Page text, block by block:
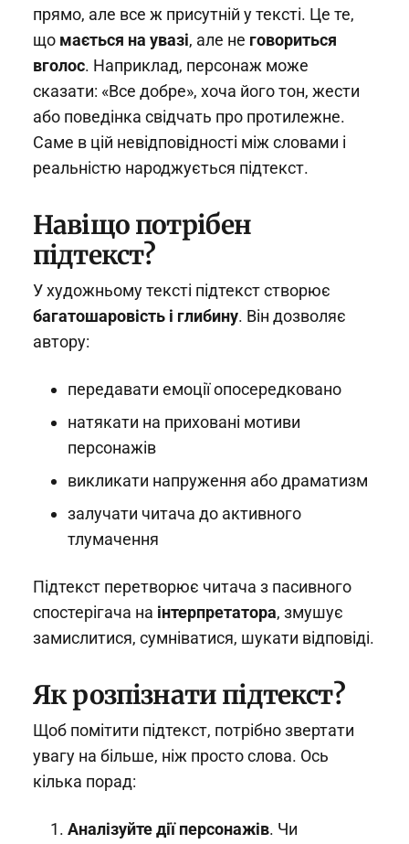
прямо, але все ж присутній у тексті. Це те,
що мається на увазі, але не говориться
вголос. Наприклад, персонаж може
сказати: «Все добре», хоча його тон, жести
або поведінка свідчать про протилежне.
Саме в цій невідповідності між словами і
реальністю народжується підтекст.
Навіщо потрібен
підтекст?
У художньому тексті підтекст створює
багатошаровість і глибину. Він дозволяє
автору:
передавати емоції опосередковано
натякати на приховані мотиви
персонажів
викликати напруження або драматизм
залучати читача до активного
тлумачення
Підтекст перетворює читача з пасивного
спостерігача на інтерпретатора, змушує
замислитися, сумніватися, шукати відповіді.
Як розпізнати підтекст?
Щоб помітити підтекст, потрібно звертати
увагу на більше, ніж просто слова. Ось
кілька порад:
Аналізуйте дії персонажів. Чи